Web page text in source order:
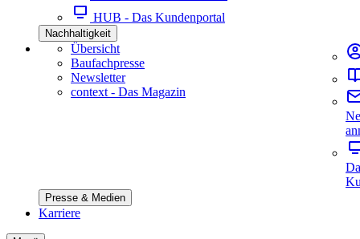
HUB - Das Kundenportal
Nachhaltigkeit
Übersicht
Baufachpresse
Newsletter
context - Das Magazin
Presse & Medien
Karriere